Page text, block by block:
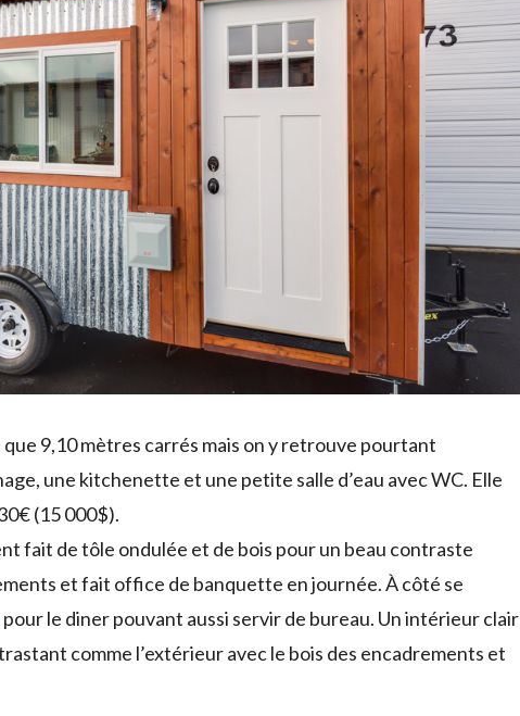
9,10 mètres carrés mais on y retrouve pourtant
une kitchenette et une petite salle d’eau avec WC. Elle
(15 000$).
fait de tôle ondulée et de bois pour un beau contraste
et fait office de banquette en journée. À côté se
pour le diner pouvant aussi servir de bureau. Un intérieur clair
comme l’extérieur avec le bois des encadrements et